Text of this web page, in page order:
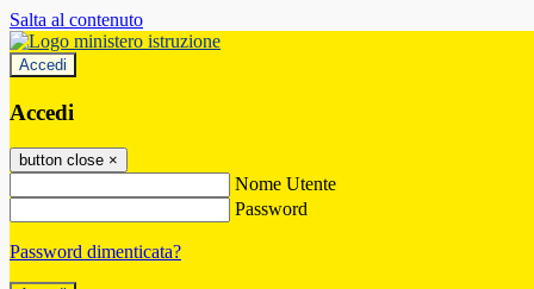
Salta al contenuto
Accedi
Accedi
button close ×
Nome Utente
Password
Password dimenticata?